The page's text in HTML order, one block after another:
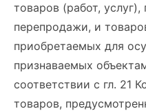
товаров (работ,
перепродажи, и
приобретаемых для
признаваемых
соответствии с гл. 21
товаров,